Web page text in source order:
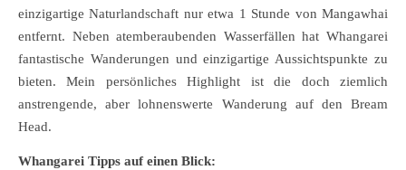
einzigartige Naturlandschaft nur etwa 1 Stunde von Mangawhai
entfernt. Neben atemberaubenden Wasserfällen hat Whangarei
fantastische Wanderungen und einzigartige Aussichtspunkte zu
bieten. Mein persönliches Highlight ist die doch ziemlich
anstrengende, aber lohnenswerte Wanderung auf den Bream
Head.
Whangarei Tipps auf einen Blick: